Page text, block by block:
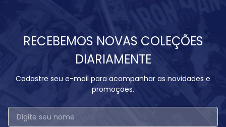
RECEBEMOS NOVAS COLEÇÕES
DIARIAMENTE
Cadastre seu e-mail para acompanhar as novidades e
promoções.